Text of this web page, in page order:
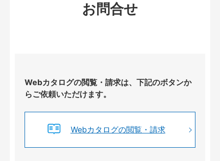
お問合せ
Webカタログの閲覧・請求は、下記のボタンか
らご依頼いただけます。
Webカタログの閲覧・請求